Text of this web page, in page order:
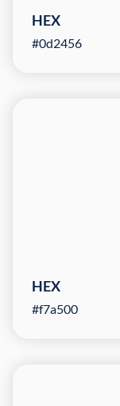
HEX
#0d2456
HEX
#f7a500